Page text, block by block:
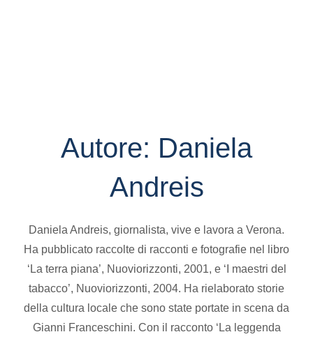
Autore: Daniela
Andreis
Daniela Andreis, giornalista, vive e lavora a Verona.
Ha pubblicato raccolte di racconti e fotografie nel libro
‘La terra piana’, Nuoviorizzonti, 2001, e ‘I maestri del
tabacco’, Nuoviorizzonti, 2004. Ha rielaborato storie
della cultura locale che sono state portate in scena da
Gianni Franceschini. Con il racconto ‘La leggenda